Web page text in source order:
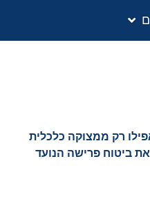
רק ממצוקה כלכלית
ביטוח פרישה הנועד